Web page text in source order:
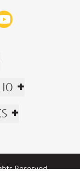
+
+
Reserved.